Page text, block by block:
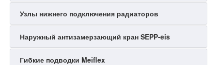
Узлы нижнего подключения радиаторов
Наружный антизамерзающий кран SEPP-eis
Гибкие подводки Meiflex